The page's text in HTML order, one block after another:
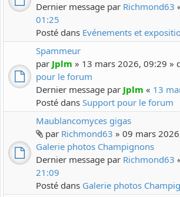
Dernier message par Richmond63
01:25
Posté dans Evénements et
Spammeur
par Jplm » 13 mars 2026, 09:29 »
pour le forum
Dernier message par Jplm « 13
Posté dans Support pour le forum
Maublancomyces gigas
par Richmond63 » 09 mars
Galerie photos Champignons
Dernier message par Richmond63
21:09
Posté dans Galerie photos